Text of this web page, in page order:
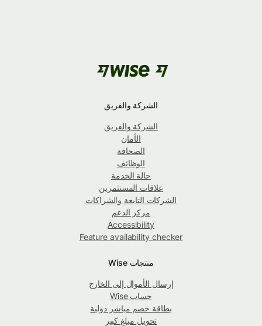
الشركة والفريق
الشركة والفريق
الأمان
الصحافة
الوظائف
حالة الخدمة
علاقات المستثمرين
الشركات التابعة والشراكات
مركز الدعم
Accessibility
Feature availability checker
منتجات Wise
إرسال الأموال إلى الخارج
حساب Wise
بطاقة خصم مباشر دولية
تحويل مبلغ كبير